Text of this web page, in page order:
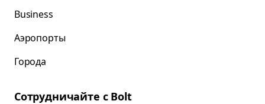
Business
Аэропорты
Города
Сотрудничайте с Bolt